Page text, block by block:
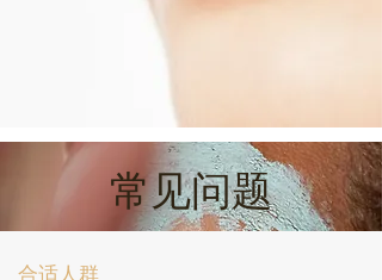
常见问题
合适人群